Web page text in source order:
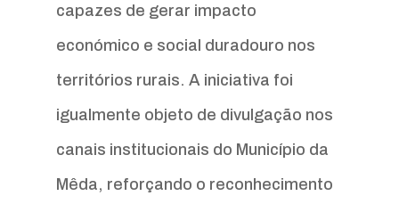
capazes de gerar impacto
económico e social duradouro nos
territórios rurais. A iniciativa foi
igualmente objeto de divulgação nos
canais institucionais do Município da
Mêda, reforçando o reconhecimento